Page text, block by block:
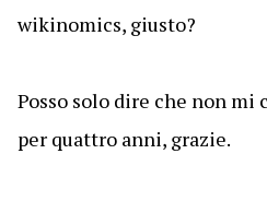
wikinomics, giusto?
Posso solo dire che non mi
per quattro anni, grazie.